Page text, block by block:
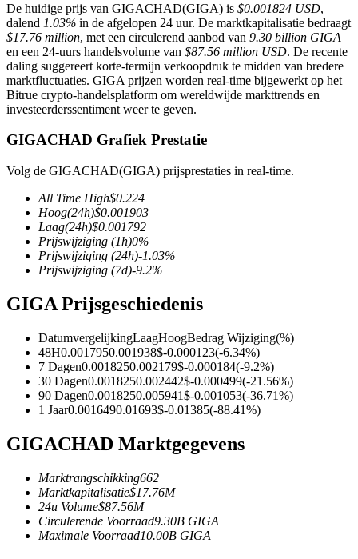
TradFi
Derivaten voor aandelen, forex, edelmetalen en grondstoffen
USDC-futures
De huidige prijs van GIGACHAD(GIGA) is $0.001824 USD,
dalend 1.03% in de afgelopen 24 uur. De marktkapitalisatie bedraagt
$17.76 million, met een circulerend aanbod van 9.30 billion GIGA
en een 24-uurs handelsvolume van $87.56 million USD. De recente
daling suggereert korte-termijn verkoopdruk te midden van bredere
marktfluctuaties. GIGA prijzen worden real-time bijgewerkt op het
Bitrue crypto-handelsplatform om wereldwijde markttrends en
investeerderssentiment weer te geven.
GIGACHAD Grafiek Prestatie
Volg de GIGACHAD(GIGA) prijsprestaties in real-time.
All Time High$0.224
Hoog(24h)$0.001903
Laag(24h)$0.001792
Prijswijziging (1h)0%
Prijswijziging (24h)-1.03%
Prijswijziging (7d)-9.2%
GIGA Prijsgeschiedenis
DatumvergelijkingLaagHoogBedrag Wijziging(%)
48H0.0017950.001938$-0.000123(-6.34%)
7 Dagen0.0018250.002179$-0.000184(-9.2%)
30 Dagen0.0018250.002442$-0.000499(-21.56%)
90 Dagen0.0018250.005941$-0.001053(-36.71%)
1 Jaar0.0016490.01693$-0.01385(-88.41%)
GIGACHAD Marktgegevens
Marktrangschikking662
Marktkapitalisatie$17.76M
24u Volume$87.56M
Circulerende Voorraad9.30B GIGA
Maximale Voorraad10.00B GIGA